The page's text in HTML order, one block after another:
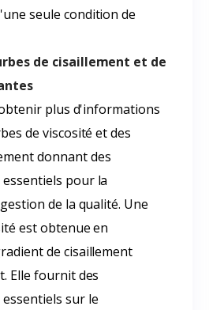
seule condition de
de cisaillement et de
plus d'informations
de viscosité et des
donnant des
pour la
de la qualité. Une
est obtenue en
de cisaillement
Elle fournit des
sur le